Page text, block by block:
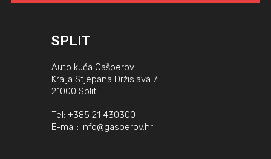
SPLIT
Auto kuća Gašperov
Kralja Stjepana Držislava 7
21000 Split
Tel: +385 21 430300
E-mail: info@gasperov.hr